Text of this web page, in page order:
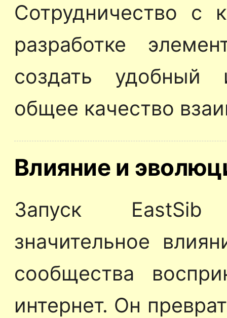
Сотрудничество с
разработке
создать удобный
общее качество
Влияние и
Запуск EastSib
значительное
сообщества
интернет. Он